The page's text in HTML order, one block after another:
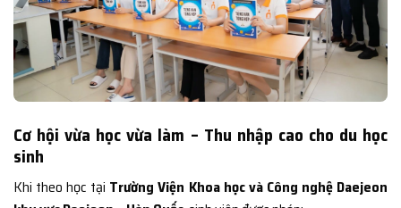
Cơ hội vừa học vừa làm – Thu nhập cao cho du học
sinh
Khi theo học tại Trường Viện Khoa học và Công nghệ Daejeon